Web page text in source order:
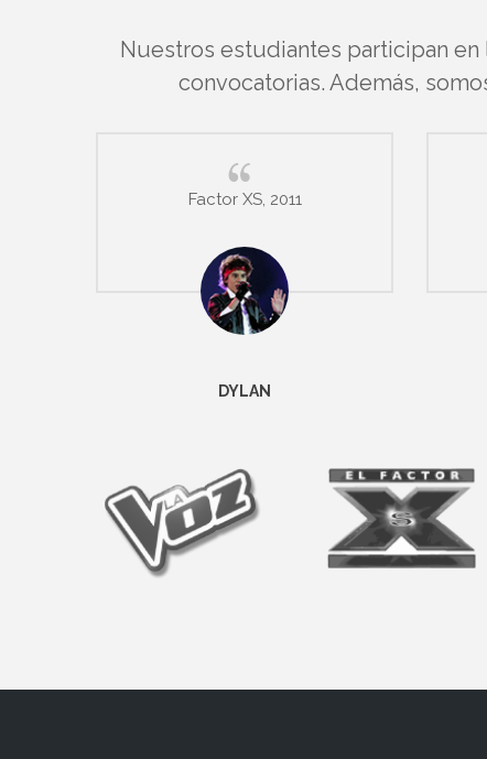
Nuestros estudiantes participan
convocatorias. Además,
Factor XS, 2011
DYLAN